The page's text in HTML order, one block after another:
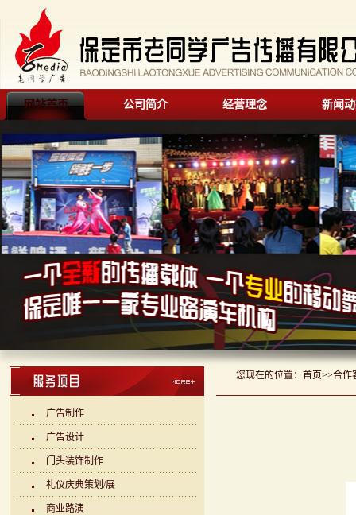
网站首页 公司简介 经营理念 新闻
广告制作
广告设计
门头装饰制作
礼仪庆典策划/展
商业路演
您现在的位置： 首页>>合作